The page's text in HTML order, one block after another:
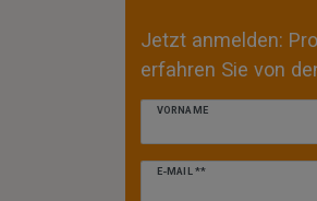
Jetzt anmelden:
erfahren Sie von
VORNAME
E-MAIL **
Newsletter